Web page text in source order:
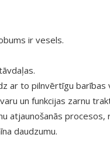
ir vesels.
ar to pilnvērtīgu barības
un funkcijas zarnu
atjaunošanās
daudzumu.